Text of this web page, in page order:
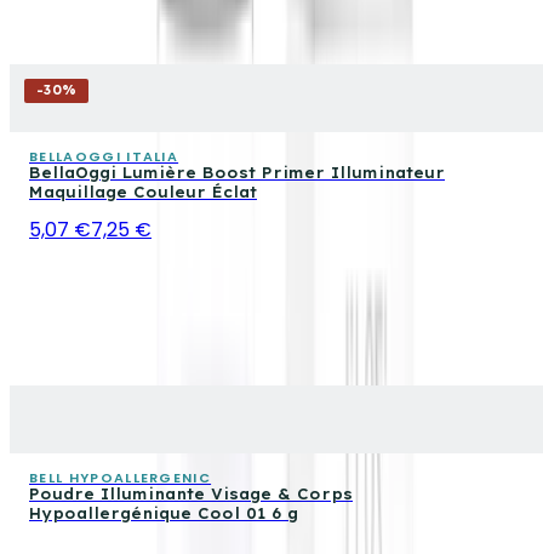
-30%
BELLAOGGI ITALIA
BellaOggi Lumière Boost Primer Illuminateur
Maquillage Couleur Éclat
5,07 €7,25 €
BELL HYPOALLERGENIC
Poudre Illuminante Visage & Corps
Hypoallergénique Cool 01 6 g